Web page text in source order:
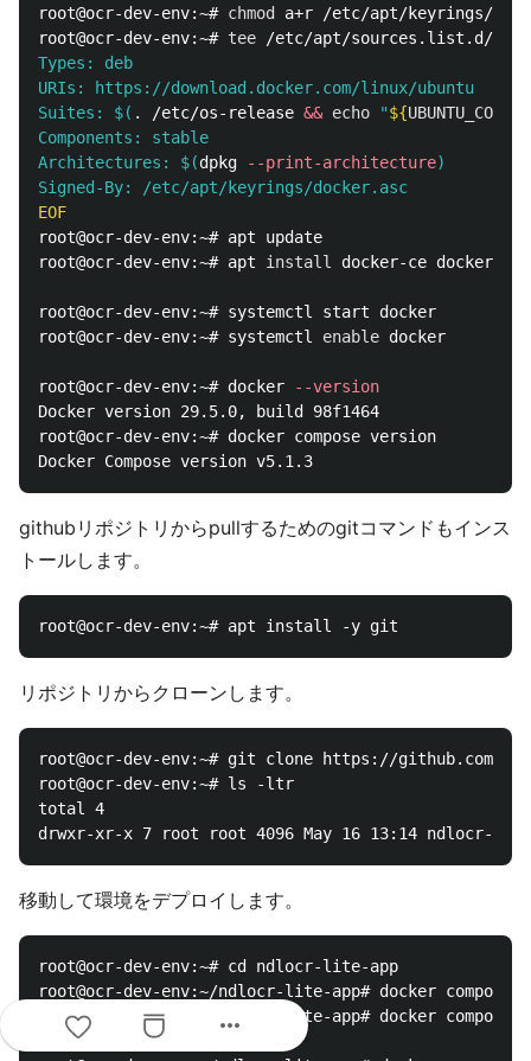
root@ocr-dev-env:~# chmod a+r /etc/apt/keyrings/
root@ocr-dev-env:~# tee /etc/apt/sources.list.d/
Types: deb
URIs: https://download.docker.com/linux/ubuntu
Suites: $( . /etc/os-release && echo "${
Components: stable
Architectures: $(dpkg --print-architecture)
root@ocr-dev-env:~# apt update
root@ocr-dev-env:~# apt install docker-ce docker-
root@ocr-dev-env:~# systemctl start docker
root@ocr-dev-env:~# systemctl enable docker
root@ocr-dev-env:~# docker
--version
Docker version 29.5.0, build 98f1464
root@ocr-dev-env:~# docker compose version
githubリポジトリからpullするためのgitコマンドもインス
トールします。
リポジトリからクローンします。
root@ocr-dev-env:~# git clone https://github.com/
root@ocr-dev-env:~# ls -ltr
total 4
移動して環境をデプロイします。
root@ocr-dev-env:~# cd ndlocr-lite-app
root@ocr-dev-env:~/ndlocr-lite-app# docker compose
root@ocr-dev-env:~/ndlocr-lite-app# docker compose
more_horiz